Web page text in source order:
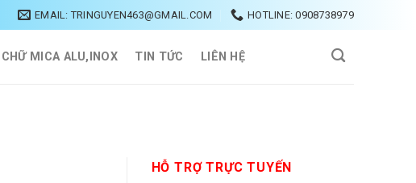
EMAIL: TRINGUYEN463@GMAIL.COM HOTLINE: 0908738979
CHỮ MICA ALU,INOX TIN TỨC LIÊN HỆ
HỖ TRỢ TRỰC TUYẾN